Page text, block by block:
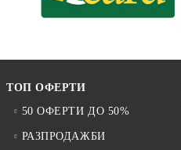
ТОП ОФЕРТИ
50 ОФЕРТИ ДО 50%
РАЗПРОДАЖБИ